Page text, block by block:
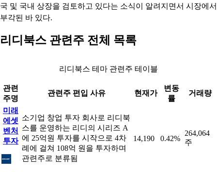
국 및 국내 상장을 검토하고 있다는 소식이 알려지면서 시장에서
부각된 바 있다.
리디북스 관련주 전체 목록
리디북스 테마 관련주 테이블
관련
주명
관련주 편입 사유 현재가
변동
률
거래량
미래
에셋
벤처
투자
소기업 창업 투자 회사로 리디북
스를 운영하는 리디의 시리즈 A
에 25억원 투자를 시작으로 4차
례에 걸쳐 108억 원을 투자하며
관련주로 분류됨
14,190 0.42%
264,064
주